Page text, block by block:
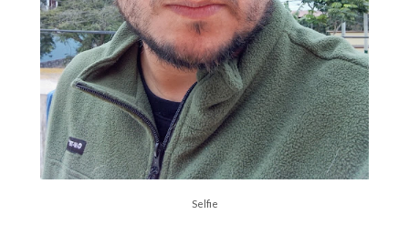
Selfie